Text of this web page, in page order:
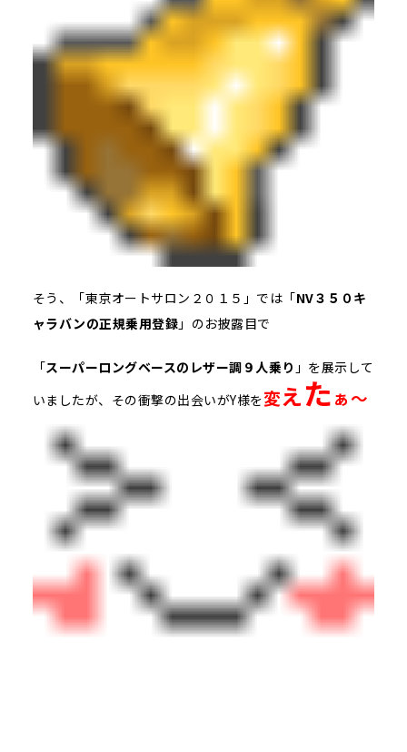
そう、「東京オートサロン２０１５」では「NV３５０キ
ャラバンの正規乗用登録 」のお披露目で
「スーパーロングベースのレザー調９人乗り 」を展示して
いましたが、その衝撃の出会いがY様を変えたぁ～